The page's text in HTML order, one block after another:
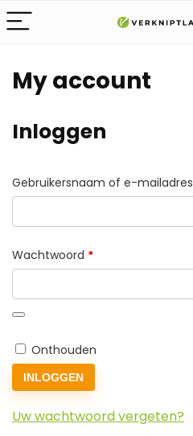
My account
Inloggen
Gebruikersnaam of e-mailadres
Wachtwoord *Vereist
Onthouden
INLOGGEN
Uw wachtwoord vergeten?